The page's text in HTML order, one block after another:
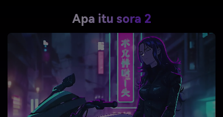
Apa itu sora 2